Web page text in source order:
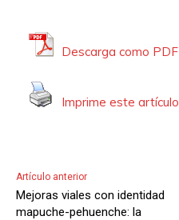
Descarga como PDF
Imprime este artículo
Artículo anterior
Mejoras viales con identidad
mapuche-pehuenche: la